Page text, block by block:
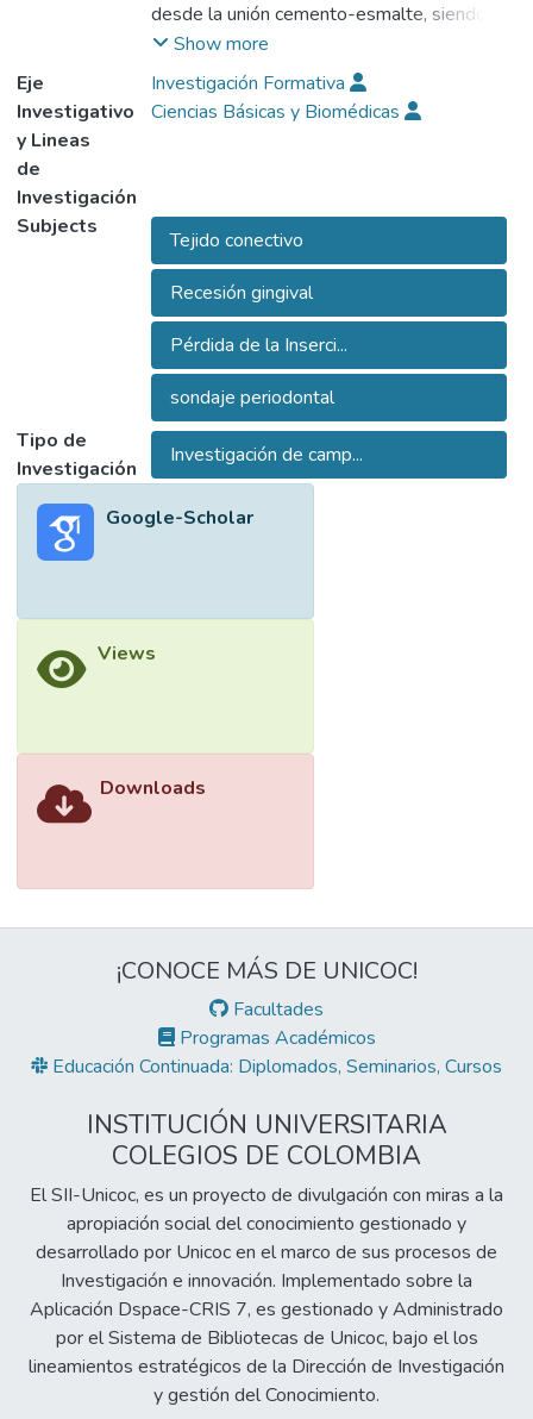
desde la unión cemento-esmalte, siendo
una de las alteraciones más frecuentes en
los tejidos periodontales, caracterizado
clínicamente como una exposición de la raíz
del diente. Lo cual representa no solo un
dentaria, dificultar el control de placa
bacteriana y predisponer una mayor
progresión de la enfermedad periodontal.
Estas recesiones se clasifican según Cairo
2011 en recesiones: RT1, RT2 y RT3.
El objetivo principal de este estudio fue
evaluar el grosor gingival mediante archivos
digitales de sujetos con recesiones
gingivales sometidos a injertos de tejido
Cali en el periodo 2025-II y 2026-I.
pacientes con un total de 11 dientes con
desplazado apical. se realizó el escaneo
inicial previo a la cirugía y un segundo
parte media de la recesión y V3 la parte
apical de la recesión, medidas tomadas en
el software 3D Slicer versión 5.10.1; el
análisis estadístico se realizó mediante
programa IBM SPSS v26. Esta
investigación se clasifico sin riesgo, dado
seleccionados forma parte del tratamiento
integral realizado y el escaneo intraoral se
considera un examen de evaluación rutinario.
Resultados: el estudio estuvo compuesto
por el 60% de mujeres y 40% hombres. La
recesión más frecuente fue RT2 con un
(72.7%), seguida de RT1 (27.3%) y la
técnica quirúrgica más usada fue túnel vista
(72.7%). El análisis del grosor gingival
Show more
Eje
Investigativo
y Lineas
de
Investigación
Investigación Formativa
Ciencias Básicas y Biomédicas
Subjects
Tejido conectivo
Recesión gingival
Pérdida de la Inserci...
sondaje periodontal
Tipo de
Investigación
Investigación de camp...
Google-Scholar
Views
Downloads
¡CONOCE MÁS DE UNICOC!
Facultades
Programas Académicos
Educación Continuada: Diplomados, Seminarios, Cursos
INSTITUCIÓN UNIVERSITARIA
COLEGIOS DE COLOMBIA
El SII-Unicoc, es un proyecto de divulgación con miras a la
apropiación social del conocimiento gestionado y
desarrollado por Unicoc en el marco de sus procesos de
Investigación e innovación. Implementado sobre la
Aplicación Dspace-CRIS 7, es gestionado y Administrado
por el Sistema de Bibliotecas de Unicoc, bajo el los
lineamientos estratégicos de la Dirección de Investigación
y gestión del Conocimiento.